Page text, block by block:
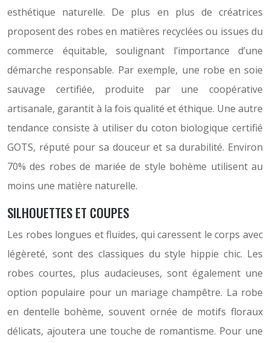
esthétique naturelle. De plus en plus de créatrices
proposent des robes en matières recyclées ou issues du
commerce équitable, soulignant l’importance d’une
démarche responsable. Par exemple, une robe en soie
sauvage certifiée, produite par une coopérative
artisanale, garantit à la fois qualité et éthique. Une autre
tendance consiste à utiliser du coton biologique certifié
GOTS, réputé pour sa douceur et sa durabilité. Environ
70% des robes de mariée de style bohème utilisent au
moins une matière naturelle.
SILHOUETTES ET COUPES
Les robes longues et fluides, qui caressent le corps avec
légèreté, sont des classiques du style hippie chic. Les
robes courtes, plus audacieuses, sont également une
option populaire pour un mariage champêtre. La robe
en dentelle bohème, souvent ornée de motifs floraux
délicats, ajoutera une touche de romantisme. Pour une